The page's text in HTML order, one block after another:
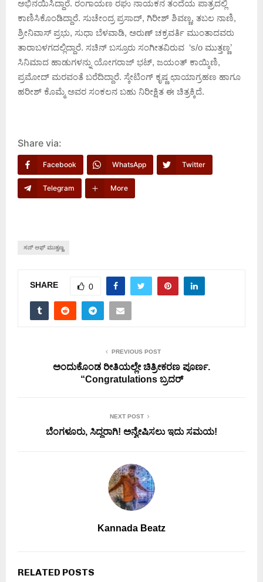
ಅಭಿನಯಿಸಿದ್ದಾರೆ. ರಂಗಾಯಣ ರಘು ನಾಯಕನ ತಂದೆಯ ಪಾತ್ರದಲ್ಲಿ
ಕಾಣಿಸಿಕೊಂಡಿದ್ದಾರೆ. ಸುಚೇಂದ್ರ ಪ್ರಸಾದ್‌, ಗಿರೀಶ್‌ ಶಿವಣ್ಣ, ತಬಲ ನಾಣಿ,
ಶ್ರೀನಿವಾಸ್‌ ಪ್ರಭು, ಸುಧಾ ಬೆಳವಾಡಿ, ಅರುಣ್‌ ಚಕ್ರವರ್ತಿ ಮುಂತಾದವರು
ತಾರಾಬಳಗದಲ್ಲಿದ್ದಾರೆ. ಸಚಿನ್ ಬಸ್ರೂರು ಸಂಗೀತವಿರುವ ‘s/o ಮುತ್ತಣ್ಣ’
ಸಿನಿಮಾದ ಹಾಡುಗಳನ್ನು ಯೋಗರಾಜ್ ಭಟ್, ಜಯಂತ್ ಕಾಯ್ಕಿಣಿ,
ಪ್ರಮೋದ್ ಮರವಂತೆ ಬರೆದಿದ್ದಾರೆ. ಸ್ಕೇಟಿಂಗ್ ಕೃಷ್ಣ ಛಾಯಾಗ್ರಹಣ ಹಾಗೂ
ಹರೀಶ್ ಕೊಮ್ಮೆ ಅವರ ಸಂಕಲನ ಬಹು ನಿರೀಕ್ಷಿತ ಈ ಚಿತ್ರಕ್ಕಿದೆ.
Share via:
Facebook WhatsApp Twitter
Telegram More
ಸನ್ ಆಫ್ ಮುತ್ತಣ್ಣ
SHARE 0
PREVIOUS POST
ಅಂದುಕೊಂಡ ರೀತಿಯಲ್ಲೇ ಚಿತ್ರೀಕರಣ ಪೂರ್ಣ.
“Congratulations ಬ್ರದರ್
NEXT POST
ಬೆಂಗಳೂರು, ಸಿದ್ಧರಾಗಿ! ಅನ್ವೇಷಿಸಲು ಇದು ಸಮಯ!
Kannada Beatz
RELATED POSTS